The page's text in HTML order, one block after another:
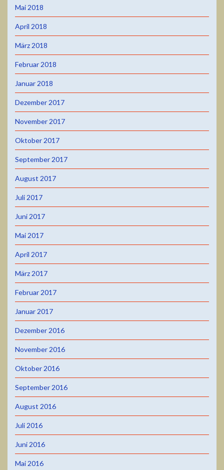
Mai 2018
April 2018
März 2018
Februar 2018
Januar 2018
Dezember 2017
November 2017
Oktober 2017
September 2017
August 2017
Juli 2017
Juni 2017
Mai 2017
April 2017
März 2017
Februar 2017
Januar 2017
Dezember 2016
November 2016
Oktober 2016
September 2016
August 2016
Juli 2016
Juni 2016
Mai 2016